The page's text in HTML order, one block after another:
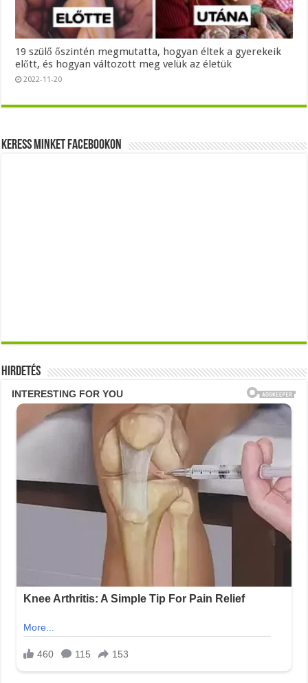
19 szülő őszintén megmutatta, hogyan éltek a gyerekeik
előtt, és hogyan változott meg velük az életük
2022-11-20
Keress minket Facebookon
Hirdetés